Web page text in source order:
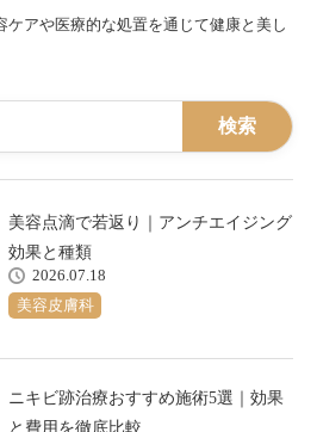
アや医療的な処置を通じて健康と美し
検索
美容点滴で若返り｜アンチエイジング
効果と種類
2026.07.18
美容皮膚科
ニキビ跡治療おすすめ施術5選｜効果
と費用を徹底比較